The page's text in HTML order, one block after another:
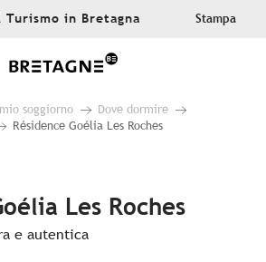
in Bretagna Stampa
soggiorno
Dove dormire
Résidence Goélia Les Roches
Les Roches
e autentica